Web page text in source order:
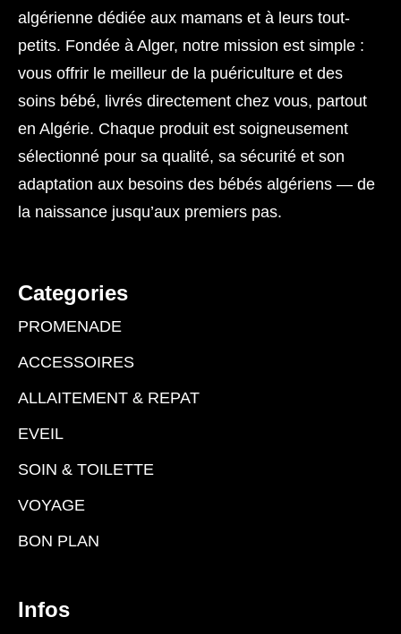
algérienne dédiée aux mamans et à leurs tout-
petits. Fondée à Alger, notre mission est simple :
vous offrir le meilleur de la puériculture et des
soins bébé, livrés directement chez vous, partout
en Algérie. Chaque produit est soigneusement
sélectionné pour sa qualité, sa sécurité et son
adaptation aux besoins des bébés algériens — de
la naissance jusqu’aux premiers pas.
Categories
PROMENADE
ACCESSOIRES
ALLAITEMENT & REPAT
EVEIL
SOIN & TOILETTE
VOYAGE
BON PLAN
Infos